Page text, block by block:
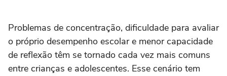
Problemas de concentração, dificuldade para avaliar
o próprio desempenho escolar e menor capacidade
de reflexão têm se tornado cada vez mais comuns
entre crianças e adolescentes. Esse cenário tem